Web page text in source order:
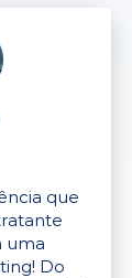
que
uma
Do